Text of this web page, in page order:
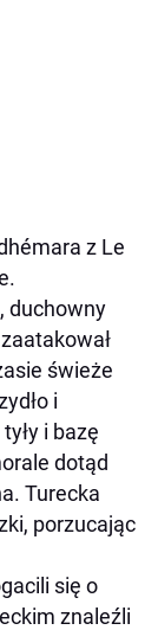
z Le
duchowny
świeże
i
i bazę
dotąd
Turecka
porzucając
się o
znaleźli